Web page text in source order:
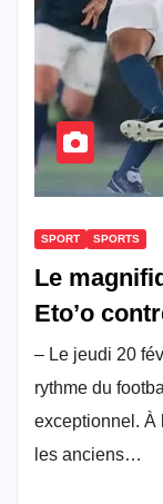
SPORT SPORTS
Le
Eto’o
– Le jeudi 20
rythme du
exceptionnel. À
les anciens…